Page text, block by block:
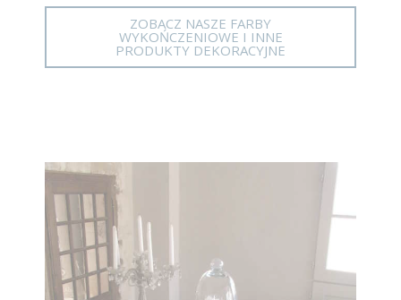
ZOBACZ NASZE FARBY
WYKOŃCZENIOWE I INNE
PRODUKTY DEKORACYJNE